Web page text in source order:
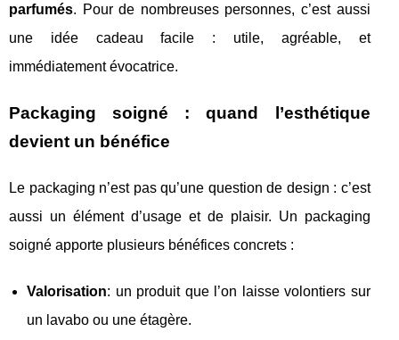
parfumés. Pour de nombreuses personnes, c’est aussi
une idée cadeau facile : utile, agréable, et
immédiatement évocatrice.
Packaging soigné : quand l’esthétique
devient un bénéfice
Le packaging n’est pas qu’une question de design : c’est
aussi un élément d’usage et de plaisir. Un packaging
soigné apporte plusieurs bénéfices concrets :
Valorisation: un produit que l’on laisse volontiers sur
un lavabo ou une étagère.